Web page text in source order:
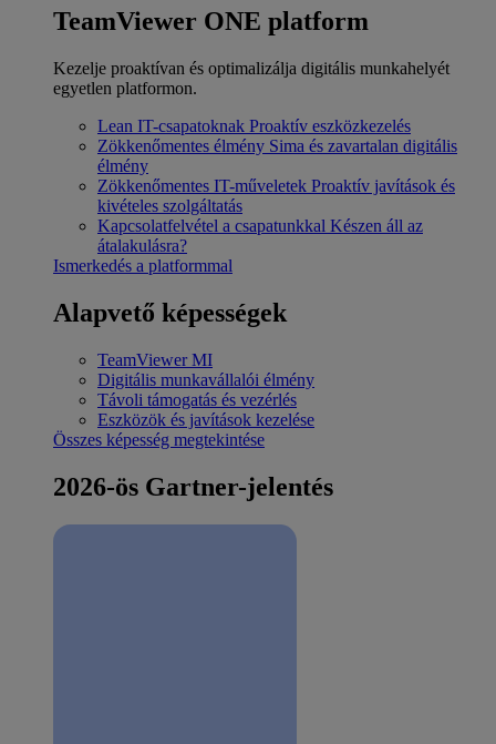
TeamViewer ONE platform
Kezelje proaktívan és optimalizálja digitális munkahelyét
egyetlen platformon.
Lean IT-csapatoknak Proaktív eszközkezelés
Zökkenőmentes élmény Sima és zavartalan digitális
élmény
Zökkenőmentes IT-műveletek Proaktív javítások és
kivételes szolgáltatás
Kapcsolatfelvétel a csapatunkkal Készen áll az
átalakulásra?
Ismerkedés a platformmal
Alapvető képességek
TeamViewer MI
Digitális munkavállalói élmény
Távoli támogatás és vezérlés
Eszközök és javítások kezelése
Összes képesség megtekintése
2026-ös Gartner-jelentés